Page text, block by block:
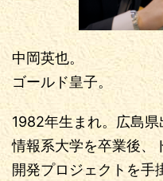
中岡英也。
ゴールド皇子。
1982年生まれ。広島県
情報系大学を卒業後、
開発プロジェクトを手